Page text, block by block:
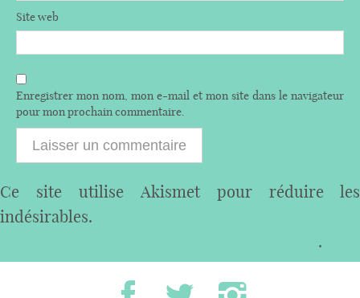
Site web
Enregistrer mon nom, mon e-mail et mon site dans le navigateur
pour mon prochain commentaire.
Ce site utilise Akismet pour réduire les
indésirables.
.